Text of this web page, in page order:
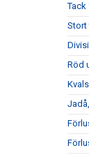
Tack
Stort
Röd